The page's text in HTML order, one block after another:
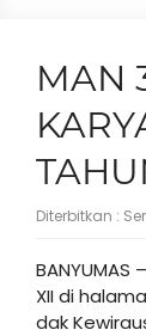
MAN
Diterbitkan :
XII di
dak